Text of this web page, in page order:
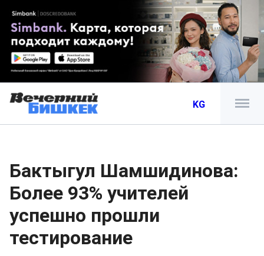
KG
Бактыгул Шамшидинова:
Более 93% учителей
успешно прошли
тестирование